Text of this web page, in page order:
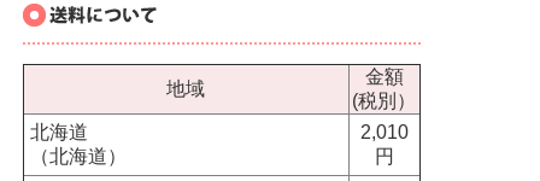
地域
金額
(税別）
北海道
（北海道）
2,010
円